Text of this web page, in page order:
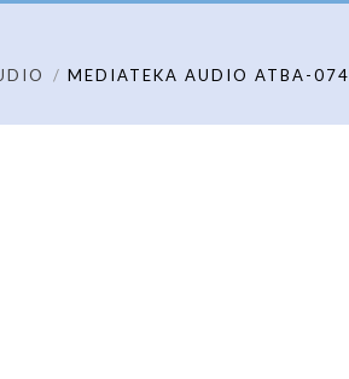
MEDIATEKA AUDIO ATBA-074